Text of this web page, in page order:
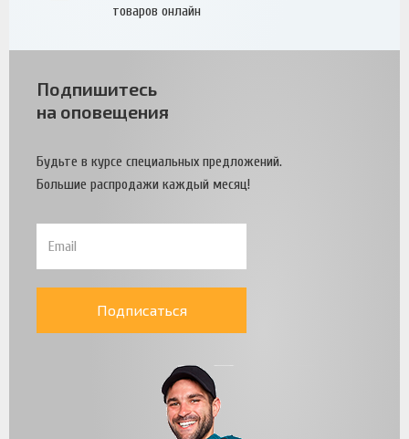
товаров онлайн
Подпишитесь
на оповещения
Будьте в курсе специальных предложений.
Большие распродажи каждый месяц!
Подписаться